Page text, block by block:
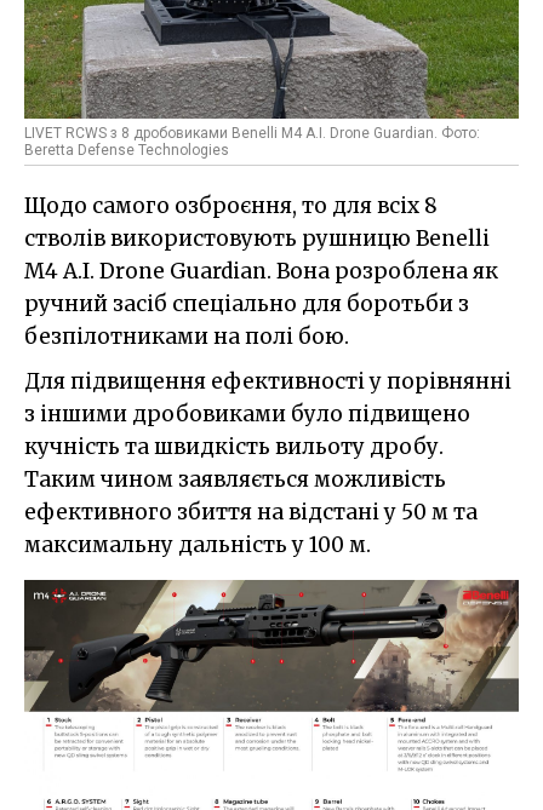
LIVET RCWS з 8 дробовиками Benelli M4 A.I. Drone Guardian. Фото:
Beretta Defense Technologies
Щодо самого озброєння, то для всіх 8
стволів використовують рушницю Benelli
M4 A.I. Drone Guardian. Вона розроблена як
ручний засіб спеціально для боротьби з
безпілотниками на полі бою.
Для підвищення ефективності у порівнянні
з іншими дробовиками було підвищено
кучність та швидкість вильоту дробу.
Таким чином заявляється можливість
ефективного збиття на відстані у 50 м та
максимальну дальність у 100 м.